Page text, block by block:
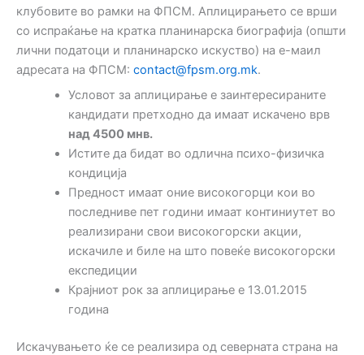
клубовите во рамки на ФПСМ. Аплицирањето се врши
со испраќање на кратка планинарска биографија (општи
лични податоци и планинарско искуство) на е-маил
адресата на ФПСМ: contact@fpsm.org.mk.
Условот за аплицирање е заинтересираните
кандидати претходно да имаат искачено врв
над 4500 мнв.
Истите да бидат во одлична психо-физичка
кондиција
Предност имаат оние високогорци кои во
последниве пет години имаат континиутет во
реализирани свои високогорски акции,
искачиле и биле на што повеќе високогорски
експедиции
Крајниот рок за аплицирање е 13.01.2015
година
Искачувањето ќе се реализира од северната страна на